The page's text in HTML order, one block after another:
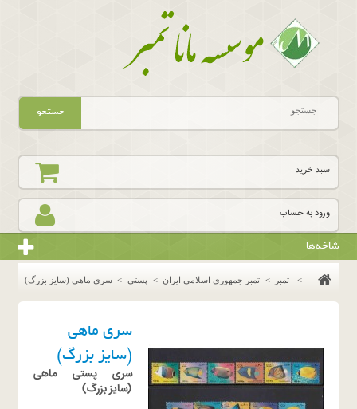
ورود به حساب
سبد خرید
جستجو
شاخه‌ها
> تمبر > تمبر جمهوری اسلامی ایران > پستی > سرى ماهى (سايز بزرگ)
سرى ماهى
(سايز بزرگ)
سرى پستى ماهى
(سايز بزرگ)